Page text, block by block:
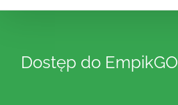
Dostęp do EmpikGO